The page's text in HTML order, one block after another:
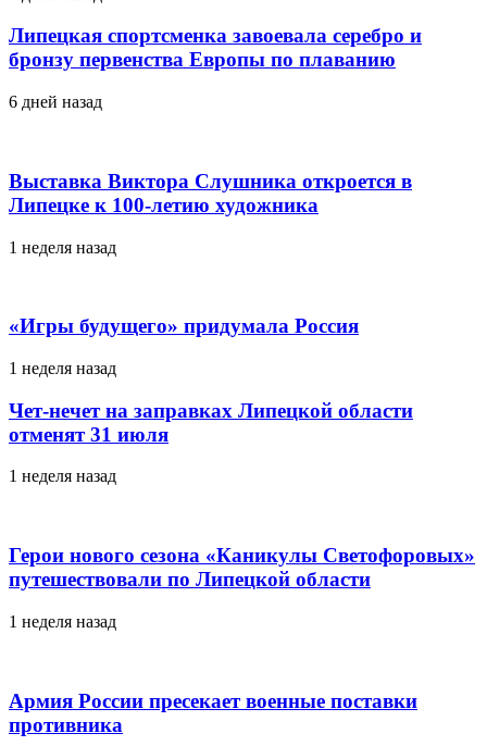
Липецкая спортсменка завоевала серебро и
бронзу первенства Европы по плаванию
6 дней назад
Выставка Виктора Слушника откроется в
Липецке к 100-летию художника
1 неделя назад
«Игры будущего» придумала Россия
1 неделя назад
Чет-нечет на заправках Липецкой области
отменят 31 июля
1 неделя назад
Герои нового сезона «Каникулы Светофоровых»
путешествовали по Липецкой области
1 неделя назад
Армия России пресекает военные поставки
противника